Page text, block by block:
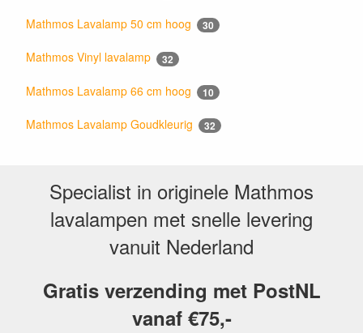
Mathmos Lavalamp 50 cm hoog 30
Mathmos Vinyl lavalamp 32
Mathmos Lavalamp 66 cm hoog 10
Mathmos Lavalamp Goudkleurig 32
Specialist in originele Mathmos
lavalampen met snelle levering
vanuit Nederland
Gratis verzending met PostNL
vanaf €75,-